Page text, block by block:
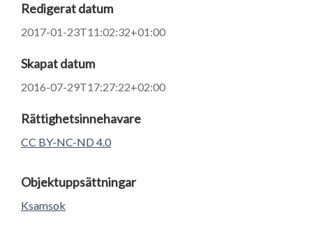
Redigerat datum
2017-01-23T11:02:32+01:00
Skapat datum
2016-07-29T17:27:22+02:00
Rättighetsinnehavare
CC BY-NC-ND 4.0
Objektuppsättningar
Ksamsok